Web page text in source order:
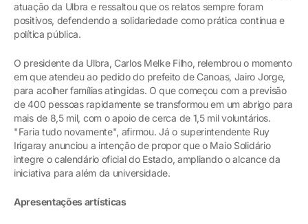
atuação da Ulbra e ressaltou que os relatos sempre foram
positivos, defendendo a solidariedade como prática contínua e
política pública.
O presidente da Ulbra, Carlos Melke Filho, relembrou o momento
em que atendeu ao pedido do prefeito de Canoas, Jairo Jorge,
para acolher famílias atingidas. O que começou com a previsão
de 400 pessoas rapidamente se transformou em um abrigo para
mais de 8,5 mil, com o apoio de cerca de 1,5 mil voluntários.
"Faria tudo novamente", afirmou. Já o superintendente Ruy
Irigaray anunciou a intenção de propor que o Maio Solidário
integre o calendário oficial do Estado, ampliando o alcance da
iniciativa para além da universidade.
Apresentações artísticas